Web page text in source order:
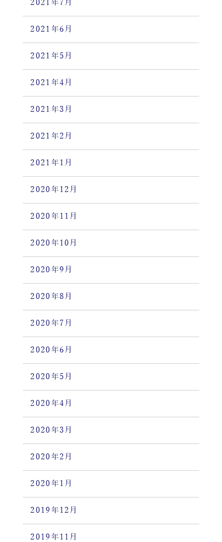
2021年7月
2021年6月
2021年5月
2021年4月
2021年3月
2021年2月
2021年1月
2020年12月
2020年11月
2020年10月
2020年9月
2020年8月
2020年7月
2020年6月
2020年5月
2020年4月
2020年3月
2020年2月
2020年1月
2019年12月
2019年11月